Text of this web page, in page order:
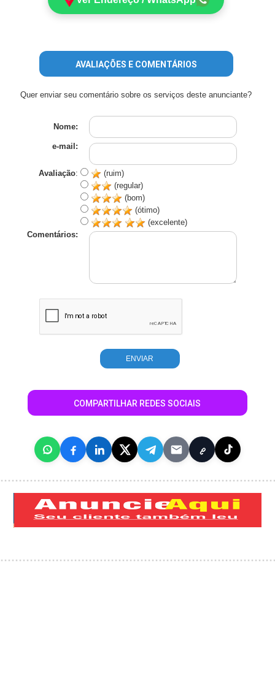
AVALIAÇÕES E COMENTÁRIOS
Quer enviar seu comentário sobre os serviços deste anunciante?
Nome:
e-mail:
Avaliação:
(ruim)
(regular)
(bom)
(ótimo)
(excelente)
Comentários:
COMPARTILHAR REDES SOCIAIS